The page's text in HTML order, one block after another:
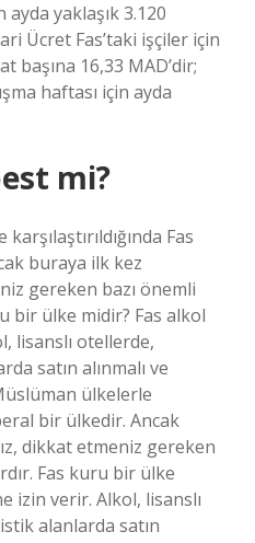
ayda yaklaşık 3.120
Ücret Fas’taki işçiler için
başına 16,33 MAD’dir;
haftası için ayda
mi?
Fas
buraya ilk kez
gereken bazı önemli
bir ülke midir? Fas alkol
lisanslı otellerde,
satın alınmalı ve
ülkelerle
bir ülkedir. Ancak
dikkat etmeniz gereken
Fas kuru bir ülke
izin verir. Alkol, lisanslı
alanlarda satın